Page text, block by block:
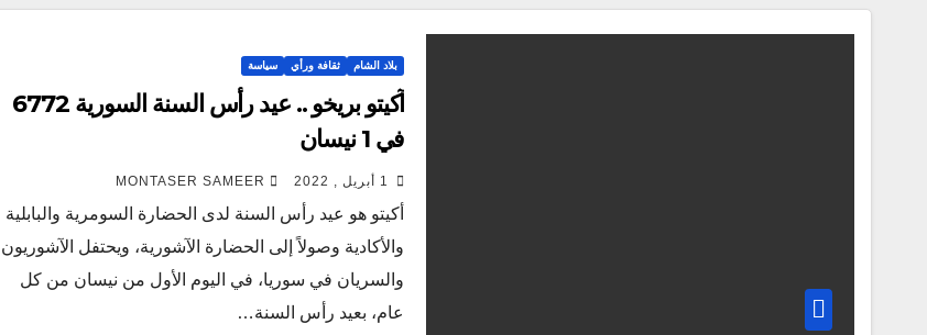
بلاد الشام ثقافة ورأي سياسة
آكيتو بريخو .. عيد رأس السنة السورية 6772
في 1 نيسان
1 أبريل , 2022 MONTASER SAMEER
أكيتو هو عيد رأس السنة لدى الحضارة السومرية والبابلية
والأكادية وصولاً إلى الحضارة الآشورية، ويحتفل الآشوريون
والسريان في سوريا، في اليوم الأول من نيسان من كل
عام، بعيد رأس السنة…